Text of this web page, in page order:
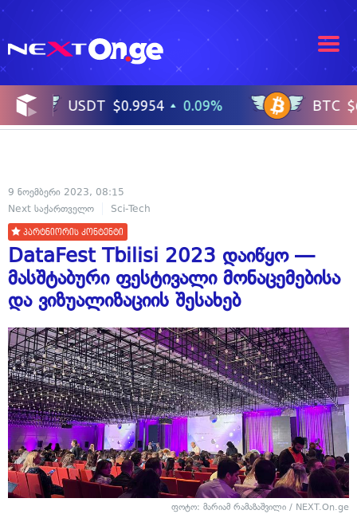
9 ნოემბერი 2023, 08:15
Next საქართველო
Sci-Tech
პარტნიორის კონტენტი
DataFest Tbilisi 2023 დაიწყო —
მასშტაბური ფესტივალი მონაცემებისა
და ვიზუალიზაციის შესახებ
ფოტო: მარიამ რამაზაშვილი / NEXT.On.ge